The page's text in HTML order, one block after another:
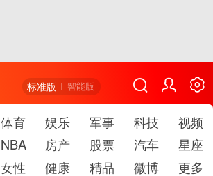
标准版 智能版
体育 娱乐 军事 科技
视频
NBA 房产 股票 汽车
星座
女性 健康 精品 微博 更多